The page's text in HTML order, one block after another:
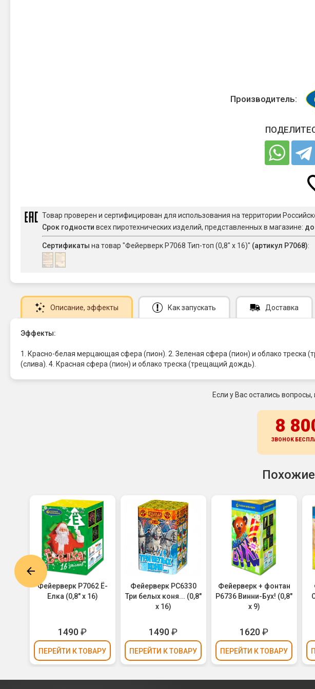
Производитель:
Товар проверен и сертифицирован для использования на территории
Срок годности всех пиротехнических изделий, представленных в магазине: до
Сертификаты на товар "Фейерверк Р7068 Тип-топ (0,8" х 16)" (артикул Р7068):
Описание, эффекты Как запускать Доставка
Эффекты:
1. Красно-белая мерцающая сфера (пион). 2. Зеленая сфера (пион) и облако
(слива). 4. Красная сфера (пион) и облако треска (трещащий дождь).
Если у Вас остались
8
ЗВОНОК
Фейерверк Р7062 Ё-
Елка (0,8" х 16)
1490₽
ПЕРЕЙТИ К ТОВАРУ
Фейерверк РС6330
Три белых коня... (0,8"
х 16)
1490₽
ПЕРЕЙТИ К ТОВАРУ
Фейерверк + фонтан
Р6736 Винни-Бух! (0,8"
х 9)
1620₽
ПЕРЕЙТИ К ТОВАРУ